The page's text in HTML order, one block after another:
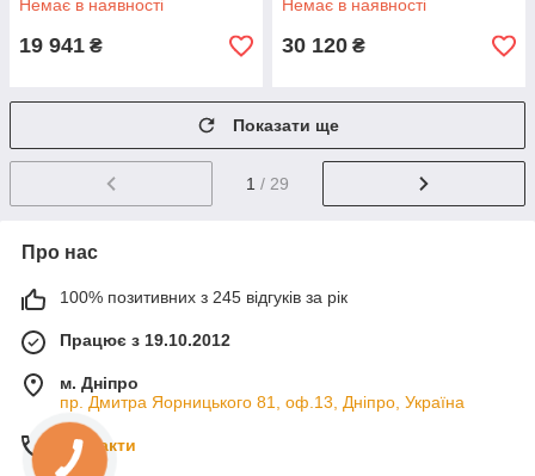
Немає в наявності
19 941 ₴
Немає в наявності
30 120 ₴
Показати ще
1 / 29
Про нас
100% позитивних з 245 відгуків за рік
Працює з 19.10.2012
м. Дніпро
пр. Дмитра Яорницького 81, оф.13, Дніпро, Україна
Контакти